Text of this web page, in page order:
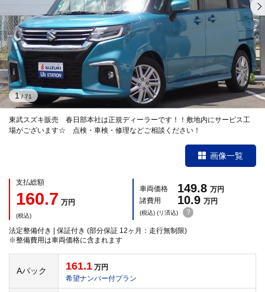
東武スズキ販売 春日部本社は正規ディーラーです！！敷地内にサービス工
場がございます☆ 点検・車検・修理などご相談ください！
1/ 71
画像一覧
支払総額
160.7 万円
(税込)
車両価格 149.8 万円
諸費用
10.9 万円
(税込) (リ済込) ?
法定整備付き | 保証付き (部分保証 12ヶ月：走行無制限)
※整備費用は車両価格に含まれます
Aパック 161.1 万円
希望ナンバー付プラン